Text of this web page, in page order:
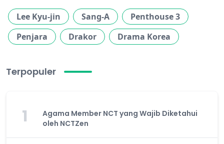
Lee Kyu-jin Sang-A
Penthouse 3
Penjara
Drakor Drama Korea
Terpopuler
1
Agama Member NCT yang Wajib Diketahui
oleh NCTZen